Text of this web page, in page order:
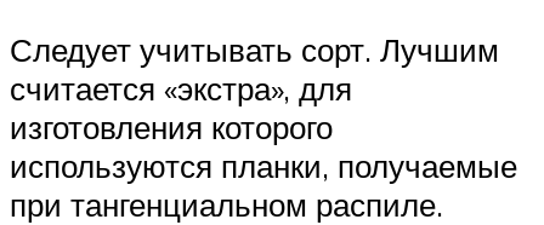
Следует учитывать сорт. Лучшим
считается «экстра», для
изготовления которого
используются планки, получаемые
при тангенциальном распиле.